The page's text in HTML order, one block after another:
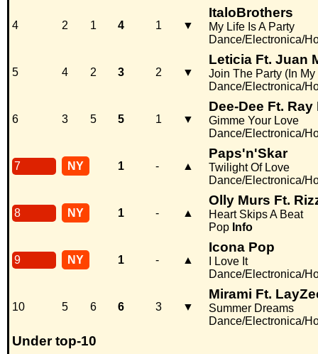
4 2 1 4 1 ▼
ItaloBrothers
My Life Is A Party
Dance/Electronica/
5 4 2 3 2 ▼
Leticia Ft. Juan
Join The Party (In My
Dance/Electronica/
6 3 5 5 1 ▼
Dee-Dee Ft.
Gimme Your Love
Dance/Electronica/
7 NY 1 - ▲
Paps'n'Skar
Twilight Of Love
Dance/Electronica/
8 NY 1 - ▲
Olly Murs Ft.
Heart Skips A Beat
Pop Info
9 NY 1 - ▲
Icona Pop
I Love It
Dance/Electronica/
10 5 6 6 3 ▼
Mirami Ft.
Summer Dreams
Dance/Electronica/
Under top-10